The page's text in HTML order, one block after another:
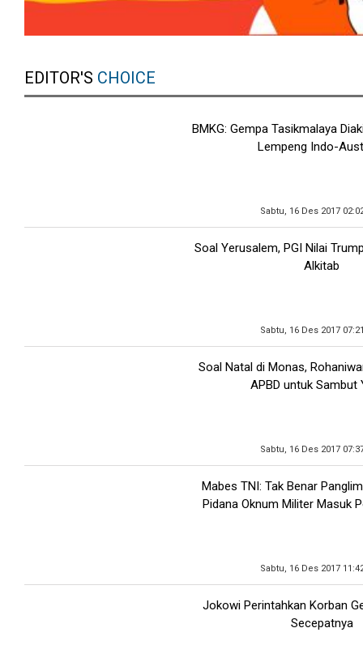
EDITOR'S CHOICE
BMKG: Gempa Tasikmalaya
Lempeng Indo-
Sabtu, 16 Des 2017
Soal Yerusalem, PGI Nilai
Alkitab
Sabtu, 16 Des 2017
Soal Natal di Monas,
APBD untuk Sambut
Sabtu, 16 Des 2017
Mabes TNI: Tak Benar
Pidana Oknum Militer Masuk
Sabtu, 16 Des 2017
Jokowi Perintahkan Korban
Secepatnya